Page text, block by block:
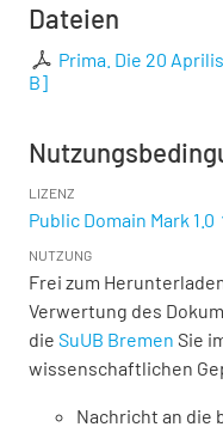
Dateien
Prima. Die 20
B]
LIZENZ
Public Domain Mark 1.0
NUTZUNG
Frei zum
Verwertung des
die SuUB Bremen Sie
wissenschaftlichen
Nachricht an die